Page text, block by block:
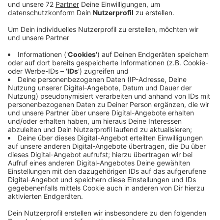
Das lasse sich in der Statistik eindeutig feststellen.
Deswegen ist es jetzt wichtig, die Haus- und
Wohnungsbewohner auf einen wirkungsvollen
Einbruchsschutz hinzuweisen. Welche Möglichkeiten
es gibt, darüber informiert Andreas Nitz von der Polizei
im Kreis heute Vormittag in Senden. Ein Einbrecher hat
ein Auge darauf, ob jemand zuhause ist. Täter
verfahren immer gleichbleibend, Einbrecher suchen
Häuser mit schwach geschützten Fenstern und Türen.
Klappt der Einbruch nach fünf Minuten nicht, geben sie
in der Regel auf. Oft spähen Unbekannte Wohngebiete
aus. Wem verdächtige Fahrzeuge oder Menschen
auffallen, sollte das sofort der Polizei melden. Die
Polizei stellt technische Sicherungsmöglichkeiten vor,
beantwortet Fragen und gibt Tipps. Los geht es um
10 Uhr 30 im Alten Zollhaus in Senden, Münsterstraße
12. Der Eintritt ist frei.